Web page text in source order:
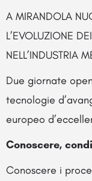
A MIRANDOLA
L’EVOLUZIONE
NELL’INDUSTRIA
Due giornate
tecnologie
europeo
Conoscere,
Conoscere i